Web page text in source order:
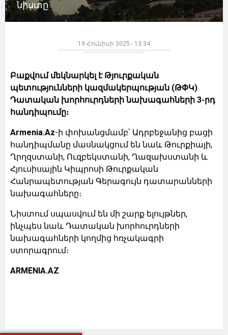
նիստը
19 Հունիսի 2025 - 13:34
Բաքվում մեկնարկել է Թյուրքական
պետությունների կազմակերպության (ԹՓԿ)
Դատական խորհուրդների նախագահների 3-րդ
հանդիպումը։
Armenia.Az-ի փոխանցմամբ՝ Ադրբեջանից բացի
հանդիպմանը մասնակցում են նաև Թուրքիայի,
Ղրղզստանի, Ուզբեկստանի, Ղազախստանի և
Հյուսիսային Կիպրոսի Թուրքական
Հանրապետության Գերագույն դատարանների
նախագահները։
Նիստում սպասվում են մի շարք ելույթներ,
ինչպես նաև Դատական խորհուրդների
նախագահների կողմից հռչակագրի
ստորագրում։
ARMENIA.AZ